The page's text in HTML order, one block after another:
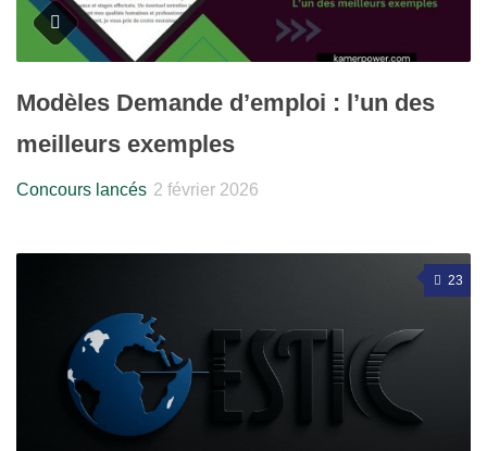
Modèles Demande d’emploi : l’un des
meilleurs exemples
Concours lancés 2 février 2026
23